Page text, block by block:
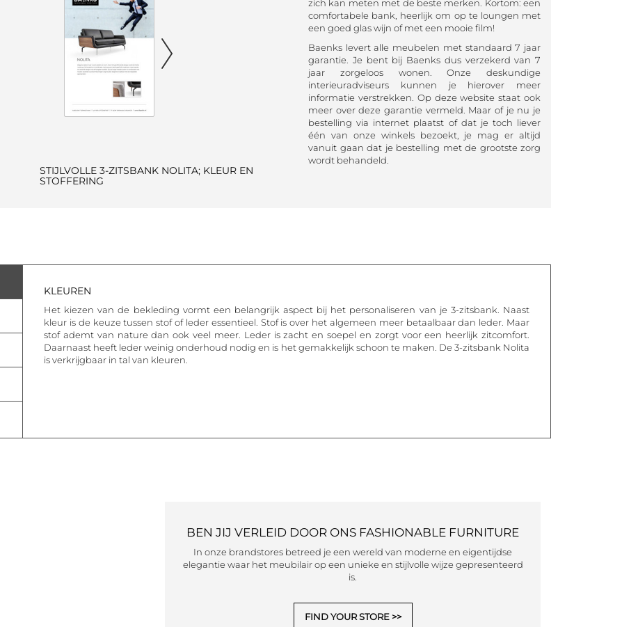
STIJLVOLLE 3-ZITSBANK NOLITA; KLEUR EN
STOFFERING
zich kan meten met de beste merken. Kortom: een
comfortabele bank, heerlijk om op te loungen met
een goed glas wijn of met een mooie film!
Baenks levert alle meubelen met standaard 7 jaar
garantie. Je bent bij Baenks dus verzekerd van 7
jaar zorgeloos wonen. Onze deskundige
interieuradviseurs kunnen je hierover meer
informatie verstrekken. Op deze website staat ook
meer over deze garantie vermeld. Maar of je nu je
bestelling via internet plaatst of dat je toch liever
één van onze winkels bezoekt, je mag er altijd
vanuit gaan dat je bestelling met de grootste zorg
wordt behandeld.
KLEUREN
Het kiezen van de bekleding vormt een belangrijk aspect bij het personaliseren van je 3-zitsbank. Naast
kleur is de keuze tussen stof of leder essentieel. Stof is over het algemeen meer betaalbaar dan leder. Maar
stof ademt van nature dan ook veel meer. Leder is zacht en soepel en zorgt voor een heerlijk zitcomfort.
Daarnaast heeft leder weinig onderhoud nodig en is het gemakkelijk schoon te maken. De 3-zitsbank Nolita
is verkrijgbaar in tal van kleuren.
BEN JIJ VERLEID DOOR ONS FASHIONABLE FURNITURE
In onze brandstores betreed je een wereld van moderne en eigentijdse
elegantie waar het meubilair op een unieke en stijlvolle wijze gepresenteerd
is.
FIND YOUR STORE